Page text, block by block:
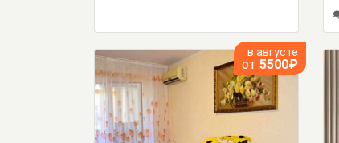
в августе
от 5500₽